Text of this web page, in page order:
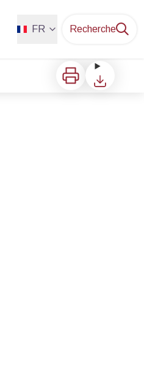
FR Recherche
ImprimerTélécharger